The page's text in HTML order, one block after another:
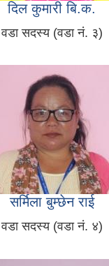
दिल कुमारी बि.क.
वडा सदस्य (वडा नं. ३)
सर्मिला बुम्छेन राई
वडा सदस्य (वडा नं. ४)